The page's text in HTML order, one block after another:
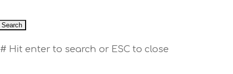
Search
# Hit enter to search or ESC to close